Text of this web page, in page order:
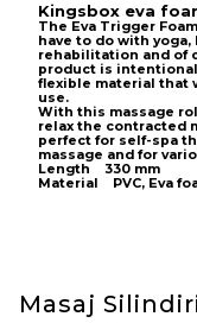
Kingsbox eva
The Eva Trigger
have to do with
rehabilitation and of
product is
flexible material that
use.
With this massage
relax the contracted
perfect for self-spa
massage and for
Length 330 mm
Material PVC, Eva
Masaj